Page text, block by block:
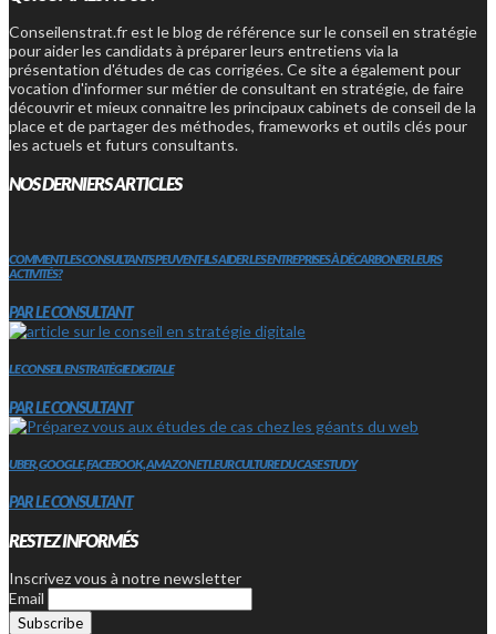
Conseilenstrat.fr est le blog de référence sur le conseil en stratégie
pour aider les candidats à préparer leurs entretiens via la
présentation d'études de cas corrigées. Ce site a également pour
vocation d'informer sur métier de consultant en stratégie, de faire
découvrir et mieux connaitre les principaux cabinets de conseil de la
place et de partager des méthodes, frameworks et outils clés pour
les actuels et futurs consultants.
NOS DERNIERS ARTICLES
COMMENT LES CONSULTANTS PEUVENT-ILS AIDER LES ENTREPRISES À DÉCARBONER LEURS
ACTIVITÉS?
PAR LE CONSULTANT
LE CONSEIL EN STRATÉGIE DIGITALE
PAR LE CONSULTANT
UBER, GOOGLE, FACEBOOK, AMAZON ET LEUR CULTURE DU CASE STUDY
PAR LE CONSULTANT
RESTEZ INFORMÉS
Inscrivez vous à notre newsletter
Email